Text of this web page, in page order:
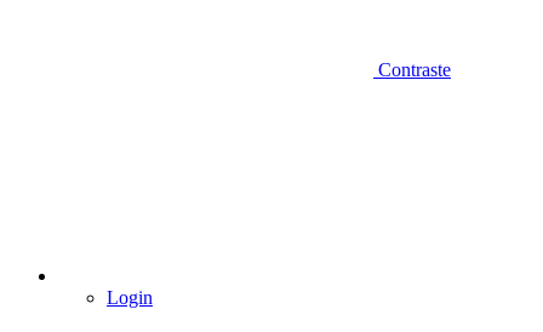
Contraste
Login